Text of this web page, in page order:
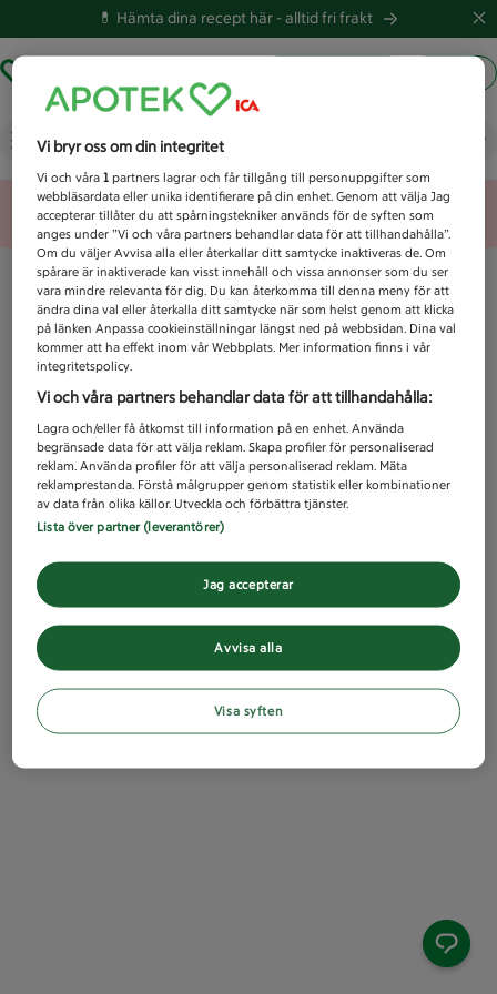
💊 Hämta dina recept här -alltid fri frakt
Vad letar du efter idag?
Unknown error
Vi bryr oss om din integritet
Vi och våra1 partners lagrar och får tillgång till personuppgifter som
webbläsardata eller unika identifierare på din enhet. Genom att välja Jag
accepterar tillåter du att spårningstekniker används för de syften som
anges under ”Vi och våra partners behandlar data för att tillhandahålla”.
Om du väljer Avvisa alla eller återkallar ditt samtycke inaktiveras de. Om
spårare är inaktiverade kan visst innehåll och vissa annonser som du ser
vara mindre relevanta för dig. Du kan återkomma till denna meny för att
ändra dina val eller återkalla ditt samtycke när som helst genom att klicka
på länken Anpassa cookieinställningar längst ned på webbsidan. Dina val
kommer att ha effekt inom vår Webbplats. Mer information finns i vår
integritetspolicy.
Vi och våra partners behandlar data för att tillhandahålla:
Lagra och/eller få åtkomst till information på en enhet. Använda
begränsade data för att välja reklam. Skapa profiler för personaliserad
reklam. Använda profiler för att välja personaliserad reklam. Mäta
reklamprestanda. Förstå målgrupper genom statistik eller kombinationer
av data från olika källor. Utveckla och förbättra tjänster.
Lista över partner (leverantörer)
Avvisa alla
Jag accepterar
Visa syften